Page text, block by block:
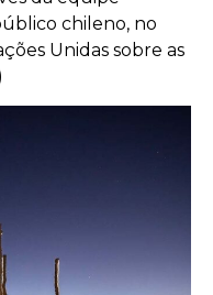
chileno, no
Unidas sobre as